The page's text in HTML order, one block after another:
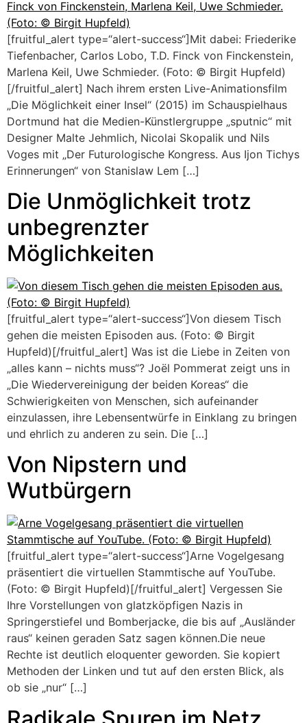
[fruitful_alert type=“alert-success“]Mit dabei: Friederike
Tiefenbacher, Carlos Lobo, T.D. Finck von Finckenstein,
Marlena Keil, Uwe Schmieder. (Foto: © Birgit Hupfeld)
[/fruitful_alert] Nach ihrem ersten Live-Animationsfilm
„Die Möglichkeit einer Insel“ (2015) im Schauspielhaus
Dortmund hat die Medien-Künstlergruppe „sputnic“ mit
Designer Malte Jehmlich, Nicolai Skopalik und Nils
Voges mit „Der Futurologische Kongress. Aus Ijon Tichys
Erinnerungen“ von Stanislaw Lem […]
Die Unmöglichkeit trotz
unbegrenzter
Möglichkeiten
[fruitful_alert type=“alert-success“]Von diesem Tisch
gehen die meisten Episoden aus. (Foto: © Birgit
Hupfeld)[/fruitful_alert] Was ist die Liebe in Zeiten von
„alles kann – nichts muss“? Joël Pommerat zeigt uns in
„Die Wiedervereinigung der beiden Koreas“ die
Schwierigkeiten von Menschen, sich aufeinander
einzulassen, ihre Lebensentwürfe in Einklang zu bringen
und ehrlich zu anderen zu sein. Die […]
Von Nipstern und
Wutbürgern
[fruitful_alert type=“alert-success“]Arne Vogelgesang
präsentiert die virtuellen Stammtische auf YouTube.
(Foto: © Birgit Hupfeld)[/fruitful_alert] Vergessen Sie
Ihre Vorstellungen von glatzköpfigen Nazis in
Springerstiefel und Bomberjacke, die bis auf „Ausländer
raus“ keinen geraden Satz sagen können.Die neue
Rechte ist deutlich eloquenter geworden. Sie kopiert
Methoden der Linken und tut auf den ersten Blick, als
ob sie „nur“ […]